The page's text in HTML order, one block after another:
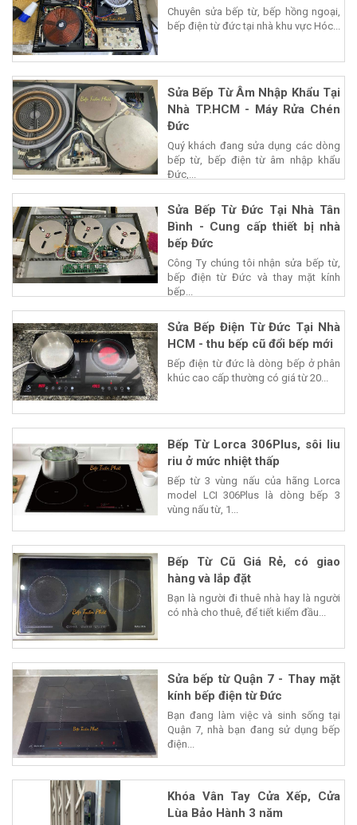
Chuyên sửa bếp từ, bếp hồng ngoại,
bếp điện từ đức tại nhà khu vực Hóc...
Sửa Bếp Từ Âm Nhập Khẩu Tại
Nhà TP.HCM - Máy Rửa Chén
Đức
Quý khách đang sửa dụng các dòng
bếp từ, bếp điện từ âm nhập khẩu
Đức,...
Sửa Bếp Từ Đức Tại Nhà Tân
Bình - Cung cấp thiết bị nhà
bếp Đức
Công Ty chúng tôi nhận sửa bếp từ,
bếp điện từ Đức và thay mặt kính
bếp...
Sửa Bếp Điện Từ Đức Tại Nhà
HCM - thu bếp cũ đổi bếp mới
Bếp điện từ đức là dòng bếp ở phân
khúc cao cấp thường có giá từ 20...
Bếp Từ Lorca 306Plus, sôi liu
riu ở mức nhiệt thấp
Bếp từ 3 vùng nấu của hãng Lorca
model LCI 306Plus là dòng bếp 3
vùng nấu từ, 1...
Bếp Từ Cũ Giá Rẻ, có giao
hàng và lắp đặt
Bạn là người đi thuê nhà hay là người
có nhà cho thuê, để tiết kiểm đầu...
Sửa bếp từ Quận 7 - Thay mặt
kính bếp điện từ Đức
Bạn đang làm việc và sinh sống tại
Quận 7, nhà bạn đang sử dụng bếp
điện...
Khóa Vân Tay Cửa Xếp, Cửa
Lùa Bảo Hành 3 năm